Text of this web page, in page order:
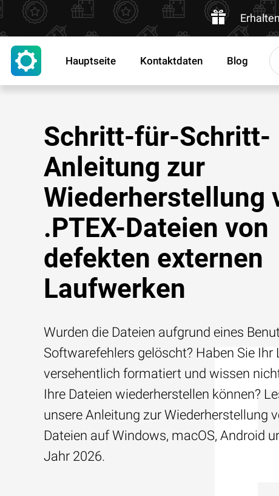
Hauptseite Kontaktdaten Blog
Schritt-für-Schritt-
Anleitung zur
Wiederherstellung
.PTEX-Dateien von
defekten externen
Laufwerken
Wurden die Dateien aufgrund eines
Softwarefehlers gelöscht? Haben Sie Ihr
versehentlich formatiert und wissen
Ihre Dateien wiederherstellen können?
unsere Anleitung zur Wiederherstellung
Dateien auf Windows, macOS, Android
Jahr 2026.